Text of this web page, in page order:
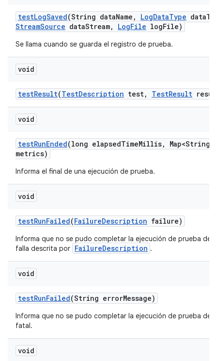
testLogSaved(String dataName , LogDataType data
StreamSource dataStream, LogFile logFile)
Se llama cuando se guarda el registro de prueba.
void
testResult(TestDescription test, TestResult
void
testRunEnded(long elapsedTimeMillis, Map<String
metrics)
Informa el final de una ejecución de prueba.
void
testRunFailed(FailureDescription failure)
Informa que no se pudo completar la ejecución de prueba
falla descrita por FailureDescription .
void
testRunFailed(String errorMessage)
Informa que no se pudo completar la ejecución de prueba
fatal.
void